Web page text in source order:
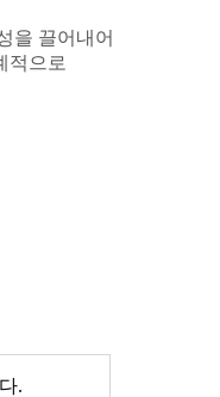
을 끌어내어
적으로
.